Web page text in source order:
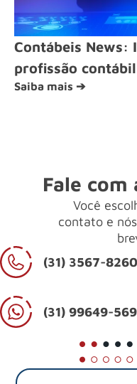
Contábeis News:
profissão contábil
Saiba mais ➔
Fale com
Você
contato e
(31) 3567-8260
(31) 99649-